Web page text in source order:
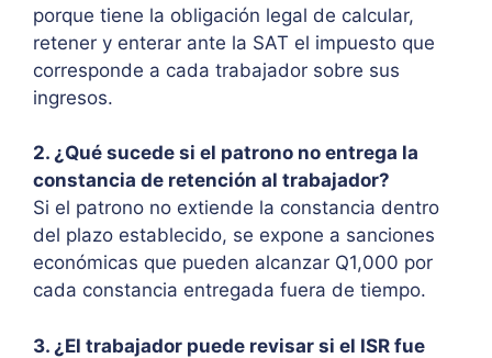
porque tiene la obligación legal de calcular,
retener y enterar ante la SAT el impuesto que
corresponde a cada trabajador sobre sus
ingresos.
2. ¿Qué sucede si el patrono no entrega la
constancia de retención al trabajador?
Si el patrono no extiende la constancia dentro
del plazo establecido, se expone a sanciones
económicas que pueden alcanzar Q1,000 por
cada constancia entregada fuera de tiempo.
3. ¿El trabajador puede revisar si el ISR fue